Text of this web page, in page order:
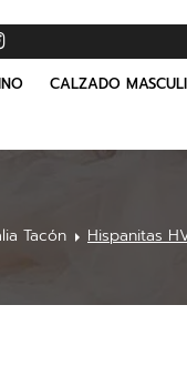
CALZADO
Tacón Hispanitas